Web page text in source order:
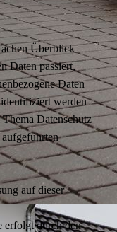
Überblick
Daten passiert,
Daten
werden
Datenschutz
aufgeführten
auf dieser
erfolgt durch den